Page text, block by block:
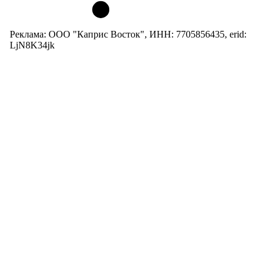
Реклама: ООО "Каприс Восток", ИНН: 7705856435, erid:
LjN8K34jk